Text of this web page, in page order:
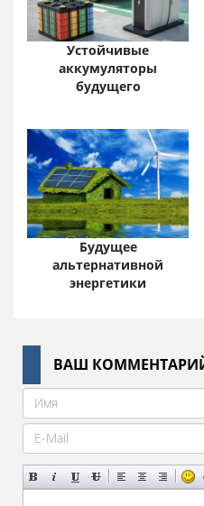
Устойчивые
аккумуляторы
будущего
Будущее
альтернативной
энергетики
ВАШ